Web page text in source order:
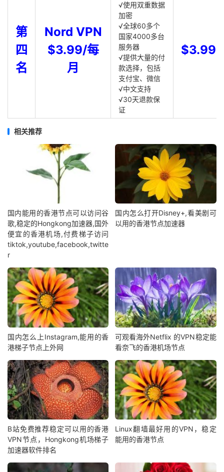
第
四
名
Nord VPN
$3.99/每
月
√使用双重数据
加密
√全球60多个
国家4000多台
服务器
√提供大量的付
款选择，包括
支付宝、微信
√中文支持
√30天退款保
证
$3.99
相关推荐
国内能用的香港节点可以访问谷
歌,稳定的Hongkong加速器,国外
便宜的香港机场,付费梯子访问
tiktok,youtube,facebook,twitte
r
国内怎么打开Disney+,看美剧可
以用的香港节点加速器
国内怎么上Instagram,能用的香
港梯子节点上外网
可观看海外Netflix 的VPN稳定能
看奈飞的香港机场节点
B站免费推荐稳定可以用的香港
VPN节点，Hongkong机场梯子
加速器软件排名
Linux翻墙最好用的VPN，稳定
能用的香港节点